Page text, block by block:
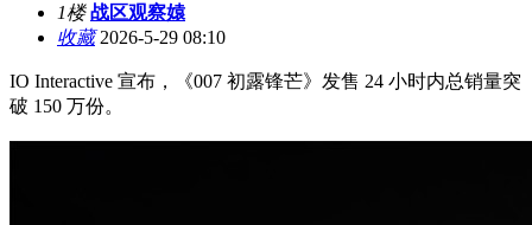
1楼 战区观察媴
收藏2026-5-29 08:10
IO Interactive 宣布，《007 初露锋芒》发售 24 小时内总销量突
破 150 万份。 ​​​